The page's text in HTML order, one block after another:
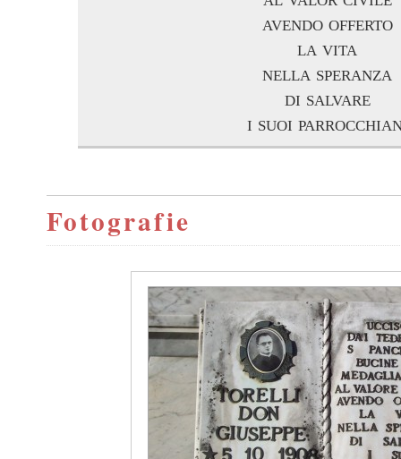
avendo offerto
la vita
nella speranza
di salvare
i suoi
Fotografie